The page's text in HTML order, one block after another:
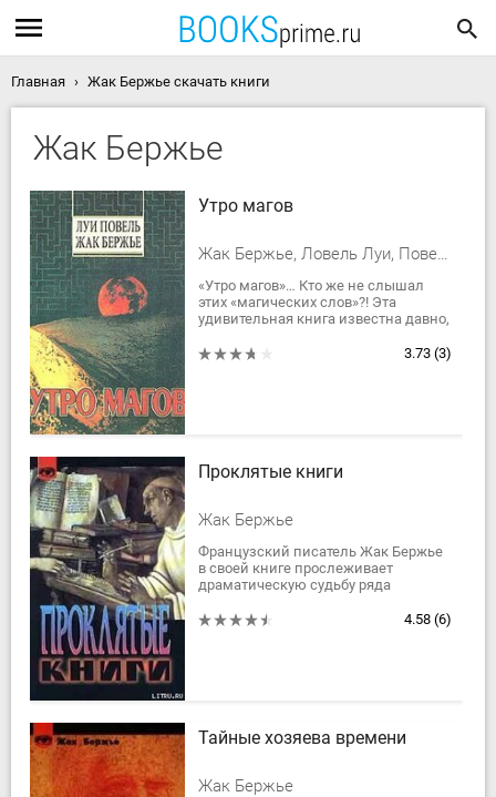
Главная Жак Бержье скачать книги
Жак Бержье
Утро магов
Жак Бержье, Ловель Луи, Повель Луи
«Утро магов»… Кто же не слышал
этих «магических слов»?! Эта
удивительная книга известна давно,
перед вами.45 лет назад, в 19633.73 (3)
Проклятые книги
Жак Бержье
Французский писатель Жак Бержье
в своей книге прослеживает
драматическую судьбу ряда
рукописей и книг с древнейших4.58 (6)
Тайные хозяева времени
Жак Бержье